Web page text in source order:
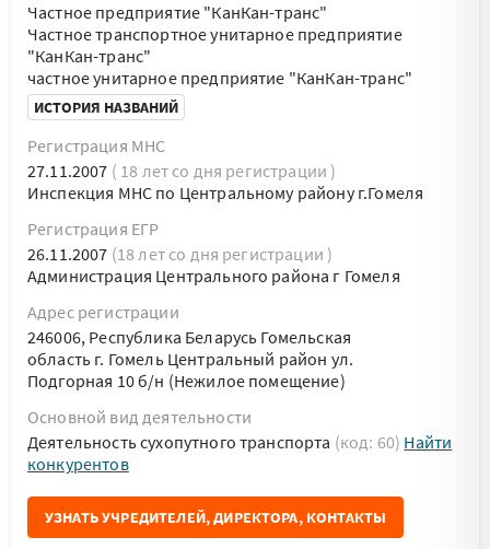
Частное предприятие "КанКан-транс"
Частное транспортное унитарное предприятие
"КанКан-транс"
частное унитарное предприятие "КанКан-транс"
ИСТОРИЯ НАЗВАНИЙ
Регистрация МНС
27.11.2007 ( 18 лет со дня регистрации )
Инспекция МНС по Центральному району г.Гомеля
Регистрация ЕГР
26.11.2007 (18 лет со дня регистрации )
Администрация Центрального района г Гомеля
Адрес регистрации
246006, Республика Беларусь Гомельская
область г. Гомель Центральный район ул.
Подгорная 10 б/н (Нежилое помещение)
Основной вид деятельности
Деятельность сухопутного транспорта (код: 60) Найти
конкурентов
УЗНАТЬ УЧРЕДИТЕЛЕЙ, ДИРЕКТОРА, КОНТАКТЫ